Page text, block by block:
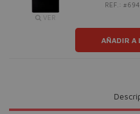
VER
REF.:
AÑADIR A